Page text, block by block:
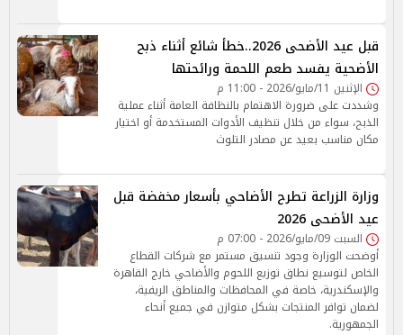
قبل عيد الأضحى 2026..خطأ شائع أثناء ذبح
الأضحية يفسد طعم اللحمة ورائحتها
الإثنين 11/مايو/2026 - 11:00 م
وشددت على ضرورة الاهتمام بالنظافة العامة أثناء عملية
الذبح، سواء من خلال تنظيف الأدوات المستخدمة أو اختيار
مكان مناسب بعيد عن مصادر التلوث
وزارة الزراعة تطرح الأضاحي بأسعار مخفضة قبل
عيد الأضحى 2026
السبت 09/مايو/2026 - 07:00 م
أوضحت الوزارة وجود تنسيق مستمر مع شركات القطاع
الخاص لتوسيع نطاق توزيع اللحوم والأضاحي خارج القاهرة
والإسكندرية، خاصة في المحافظات والمناطق الريفية،
لضمان توافر المنتجات بشكل متوازن في جميع أنحاء
الجمهورية.